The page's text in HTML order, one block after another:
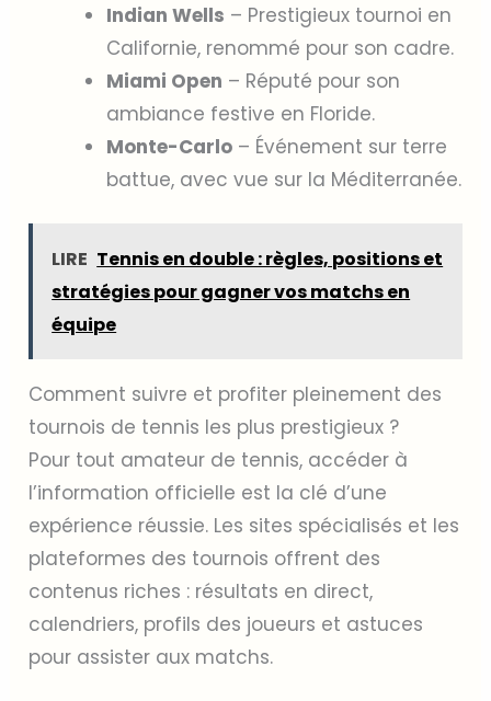
Indian Wells – Prestigieux tournoi en
Californie, renommé pour son cadre.
Miami Open – Réputé pour son
ambiance festive en Floride.
Monte-Carlo – Événement sur terre
battue, avec vue sur la Méditerranée.
LIRE Tennis en double : règles, positions et
stratégies pour gagner vos matchs en
équipe
Comment suivre et profiter pleinement des
tournois de tennis les plus prestigieux ?
Pour tout amateur de tennis, accéder à
l’information officielle est la clé d’une
expérience réussie. Les sites spécialisés et les
plateformes des tournois offrent des
contenus riches : résultats en direct,
calendriers, profils des joueurs et astuces
pour assister aux matchs.